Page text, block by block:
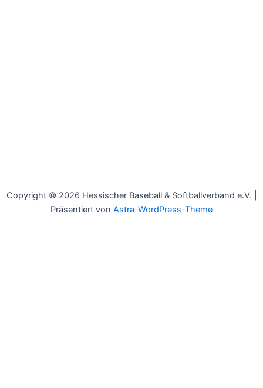
Copyright © 2026 Hessischer Baseball & Softballverband e.V. |
Präsentiert von Astra-WordPress-Theme